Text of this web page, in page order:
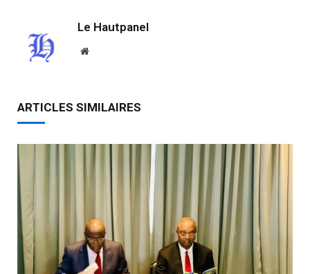
Le Hautpanel
Website
ARTICLES SIMILAIRES